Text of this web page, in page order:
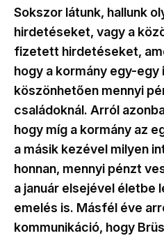
Sokszor látunk, hallunk
hirdetéseket, vagy a
fizetett hirdetéseket,
hogy a kormány egy-
köszönhetően mennyi
családoknál. Arról
hogy míg a kormány az
a másik kezével milyen
honnan, mennyi pénzt
a január elsejével életbe
emelés is. Másfél éve
kommunikáció, hogy